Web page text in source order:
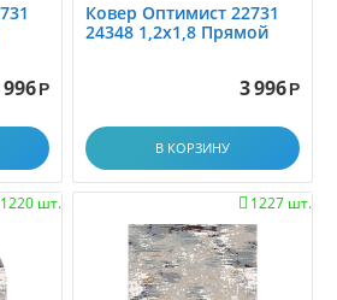
996 Р
Ковер Оптимист 22731
24348 1,2х1,8 Прямой
3 996 Р
В КОРЗИНУ
1220 шт. 1227 шт.
